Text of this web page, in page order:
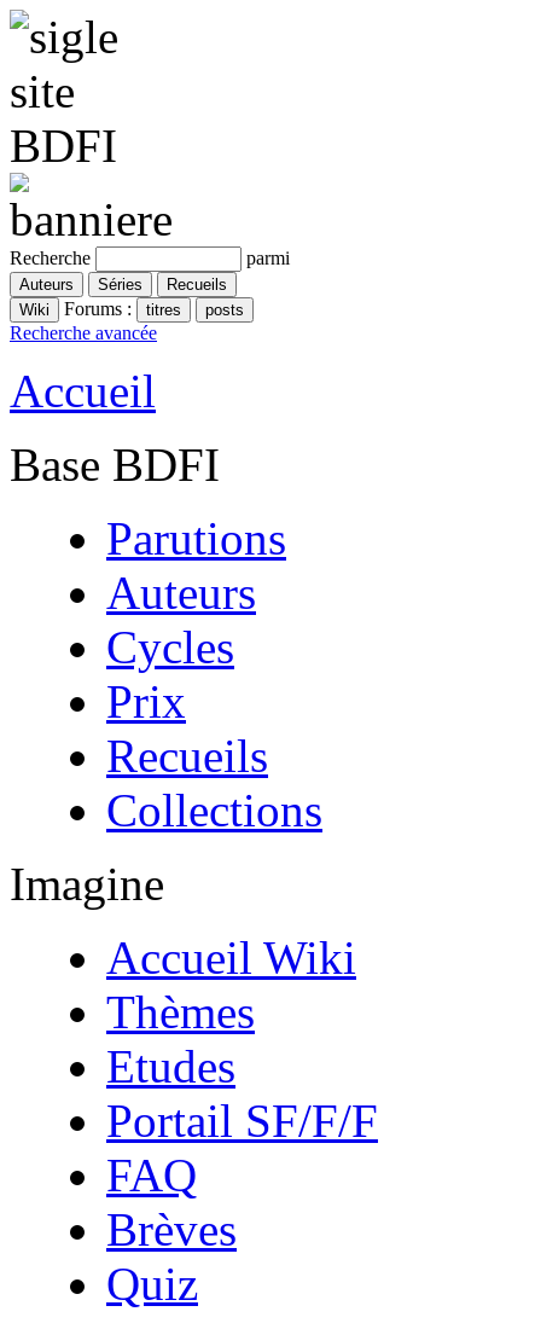
Recherche parmi
Forums :
Recherche avancée
Accueil
Base BDFI
Parutions
Auteurs
Cycles
Prix
Recueils
Collections
Imagine
Accueil Wiki
Thèmes
Etudes
Portail SF/F/F
FAQ
Brèves
Quiz